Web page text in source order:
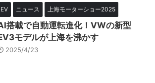
EV ニュース 上海モーターショー2025
搭載で自動運転進化！VWの新型
モデルが上海を沸かす
2025/4/23